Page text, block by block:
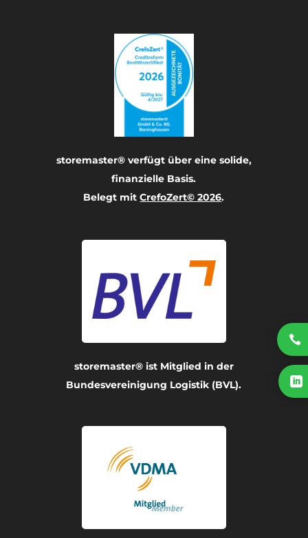
storemaster® verfügt über eine solide,
finanzielle Basis.
Belegt mitCrefoZert© 2026.
storemaster® ist Mitglied in der
Bundesvereinigung Logistik (BVL).

